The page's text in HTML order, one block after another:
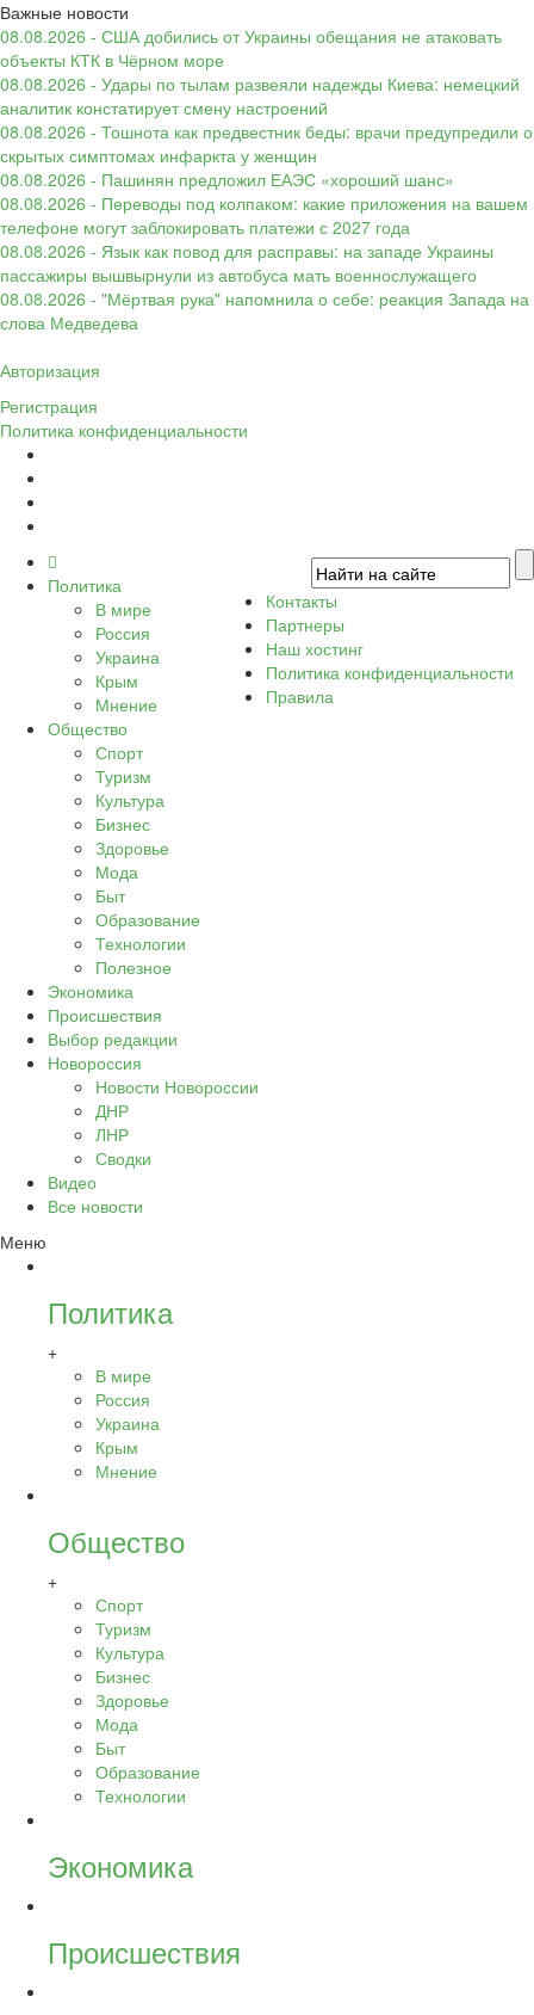
Важные новости
08.08.2026 - США добились от Украины обещания не атаковать
объекты КТК в Чёрном море
08.08.2026 - Удары по тылам развеяли надежды Киева: немецкий
аналитик констатирует смену настроений
08.08.2026 - Тошнота как предвестник беды: врачи предупредили о
скрытых симптомах инфаркта у женщин
08.08.2026 - Пашинян предложил ЕАЭС «хороший шанс»
08.08.2026 - Переводы под колпаком: какие приложения на вашем
телефоне могут заблокировать платежи с 2027 года
08.08.2026 - Язык как повод для расправы: на западе Украины
пассажиры вышвырнули из автобуса мать военнослужащего
08.08.2026 - "Мёртвая рука" напомнила о себе: реакция Запада на
слова Медведева
Авторизация
Регистрация
Политика конфиденциальности
Политика
В мире
Россия
Украина
Крым
Мнение
Общество
Спорт
Туризм
Культура
Бизнес
Здоровье
Мода
Быт
Образование
Технологии
Полезное
Экономика
Происшествия
Выбор редакции
Новороссия
Новости Новороссии
ДНР
ЛНР
Сводки
Видео
Все новости
Меню
Политика
+
В мире
Россия
Украина
Крым
Мнение
Общество
+
Спорт
Туризм
Культура
Бизнес
Здоровье
Мода
Быт
Образование
Технологии
Экономика
Происшествия
Контакты
Партнеры
Наш хостинг
Политика конфиденциальности
Правила